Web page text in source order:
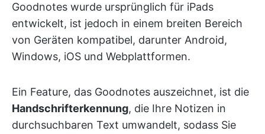
Goodnotes wurde ursprünglich für iPads
entwickelt, ist jedoch in einem breiten Bereich
von Geräten kompatibel, darunter Android,
Windows, iOS und Webplattformen.
Ein Feature, das Goodnotes auszeichnet, ist die
Handschrifterkennung, die Ihre Notizen in
durchsuchbaren Text umwandelt, sodass Sie